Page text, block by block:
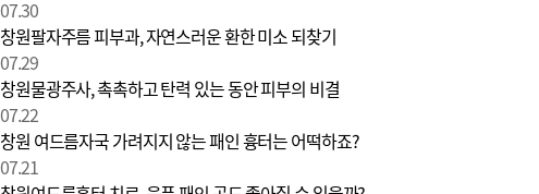
07.30
창원팔자주름 피부과, 자연스러운 환한 미소 되찾기
07.29
창원물광주사, 촉촉하고 탄력 있는 동안 피부의 비결
07.22
창원 여드름자국 가려지지 않는 패인 흉터는 어떡하죠?
07.21